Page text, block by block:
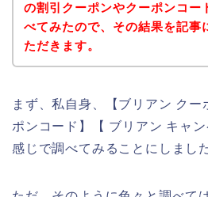
の割引クーポンやクーポンコー
べてみたので、その結果を記事
ただきます。
まず、私自身、【ブリアン ク
ポンコード】【 ブリアン キャ
感じで調べてみることにしました